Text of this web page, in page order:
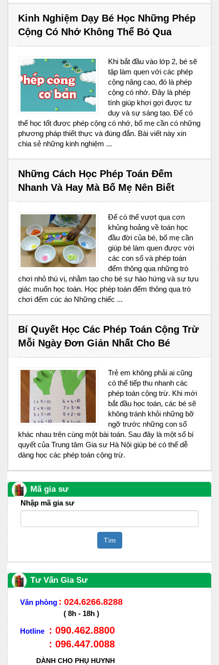
Kinh Nghiệm Dạy Bé Học Những Phép
Cộng Có Nhớ Không Thể Bỏ Qua
Khi bắt đầu vào lớp 2, bé sẽ
tập làm quen với các phép
cộng nâng cao, đó là phép
cộng có nhớ. Đây là phép
tính giúp khơi gợi được tư
duy và sự sáng tạo. Để có
thể học tốt được phép cộng có nhớ, bố mẹ cần có những
phương pháp thiết thực và đúng đắn. Bài viết này xin
chia sẻ những kinh nghiệm ...
Những Cách Học Phép Toán Đếm
Nhanh Và Hay Mà Bố Mẹ Nên Biết
Để có thể vượt qua cơn
khủng hoảng về toán học
đầu đời của bé, bố mẹ cần
giúp bé làm quen được với
các con số và phép toán
đếm thông qua những trò
chơi nhỏ thú vị, nhằm tạo cho bé sự hào hứng và sự tựu
giác muốn học toán. Học phép toán đếm thông qua trò
chơi đếm cúc áo Những chiếc ...
Bí Quyết Học Các Phép Toán Cộng Trừ
Mỗi Ngày Đơn Giản Nhất Cho Bé
Trẻ em không phải ai cũng
có thể tiếp thu nhanh các
phép toán cộng trừ. Khi mới
bắt đầu học toán, các bé sẽ
không tránh khỏi những bỡ
ngỡ trước những con số
khác nhau trên cùng một bài toán. Sau đây là một số bí
quyết của Trung tâm Gia sư Hà Nội giúp bé có thể dễ
dàng học các phép toán cộng trừ.
Mã gia sư
Nhập mã gia sư
Tìm
Tư Vấn Gia Sư
Văn phòng : 024.6266.8288
( 8h - 18h )
Hotline
: 090.462.8800
: 096.447.0088
DÀNH CHO PHỤ HUYNH